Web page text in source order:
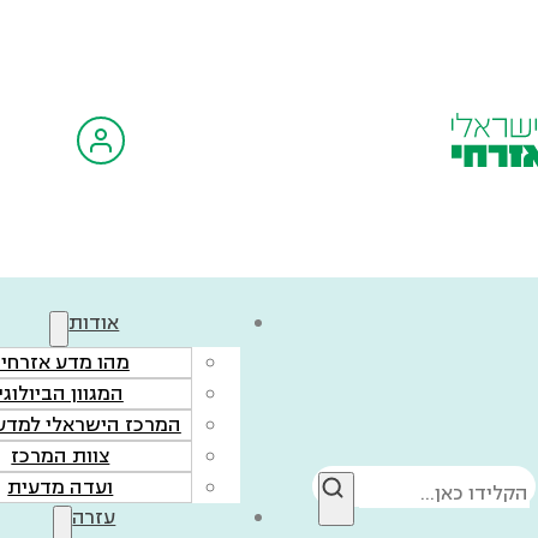
חיפוש
אודות
מהו מדע
המגוון
המרכז הישראלי
צוות המרכז
ועדה מדעית
עזרה